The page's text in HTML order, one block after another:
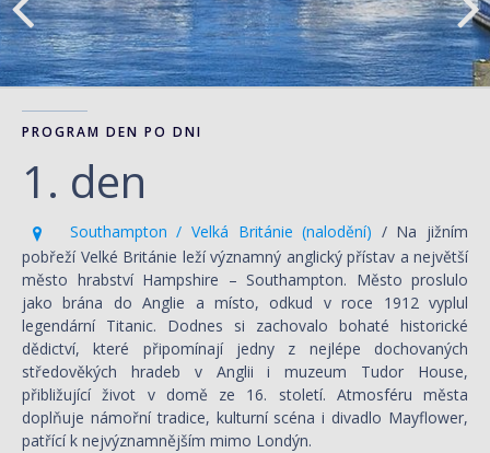
PROGRAM DEN PO DNI
1. den
Southampton / Velká Británie (nalodění) / Na jižním
pobřeží Velké Británie leží významný anglický přístav a největší
město hrabství Hampshire – Southampton. Město proslulo
jako brána do Anglie a místo, odkud v roce 1912 vyplul
legendární Titanic. Dodnes si zachovalo bohaté historické
dědictví, které připomínají jedny z nejlépe dochovaných
středověkých hradeb v Anglii i muzeum Tudor House,
přibližující život v domě ze 16. století. Atmosféru města
doplňuje námořní tradice, kulturní scéna i divadlo Mayflower,
patřící k nejvýznamnějším mimo Londýn.